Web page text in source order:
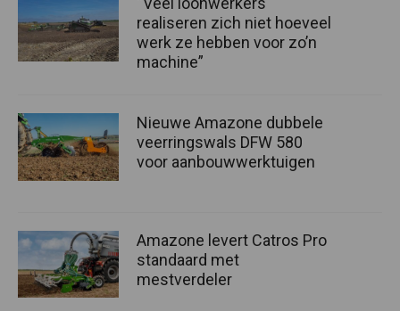
realiseren zich niet hoeveel
werk ze hebben voor zo’n
machine”
Nieuwe Amazone dubbele
veerringswals DFW 580
voor aanbouwwerktuigen
Amazone levert Catros Pro
standaard met
mestverdeler